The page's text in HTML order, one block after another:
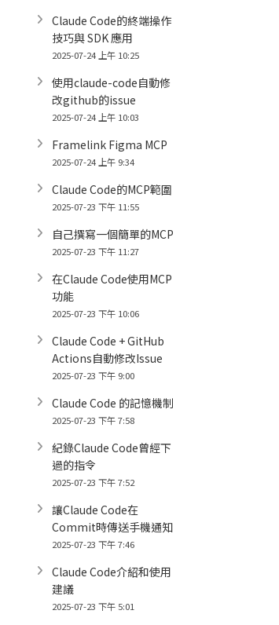
Claude Code的終端操作
技巧與 SDK 應用
2025-07-24 上午 10:25
使用claude-code自動修
改github的issue
2025-07-24 上午 10:03
Framelink Figma MCP
2025-07-24 上午 9:34
Claude Code的MCP範圍
2025-07-23 下午 11:55
自己撰寫一個簡單的MCP
2025-07-23 下午 11:27
在Claude Code使用MCP
功能
2025-07-23 下午 10:06
Claude Code + GitHub
Actions自動修改Issue
2025-07-23 下午 9:00
Claude Code 的記憶機制
2025-07-23 下午 7:58
紀錄Claude Code曾經下
過的指令
2025-07-23 下午 7:52
讓Claude Code在
Commit時傳送手機通知
2025-07-23 下午 7:46
Claude Code介紹和使用
建議
2025-07-23 下午 5:01